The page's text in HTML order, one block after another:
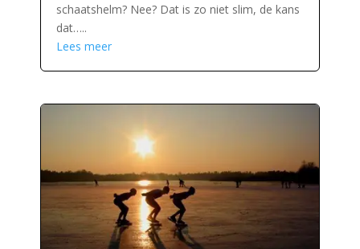
schaatshelm? Nee? Dat is zo niet slim, de kans
dat…..
Lees meer